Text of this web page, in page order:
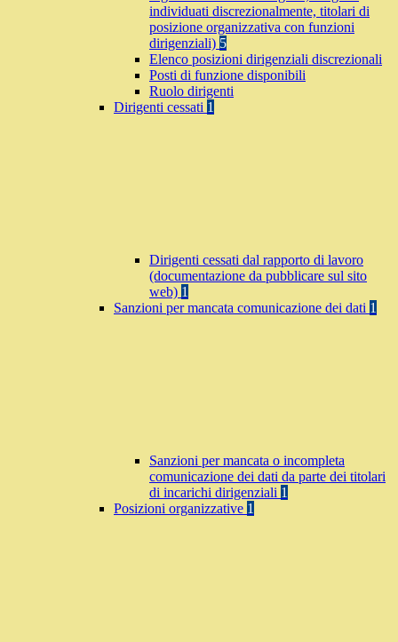
individuati discrezionalmente, titolari di
posizione organizzativa con funzioni
dirigenziali) 5
Elenco posizioni dirigenziali discrezionali
Posti di funzione disponibili
Ruolo dirigenti
Dirigenti cessati 1
Dirigenti cessati dal rapporto di lavoro
(documentazione da pubblicare sul sito
web) 1
Sanzioni per mancata comunicazione dei dati 1
Sanzioni per mancata o incompleta
comunicazione dei dati da parte dei titolari
di incarichi dirigenziali 1
Posizioni organizzative 1